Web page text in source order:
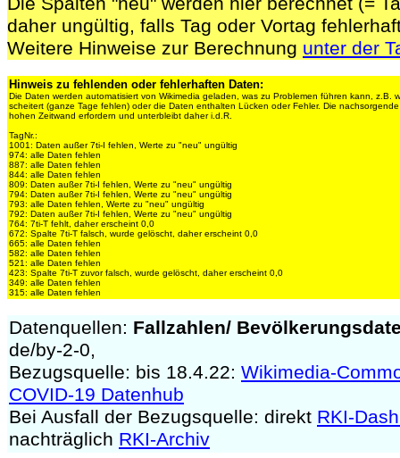
daher ungültig, falls Tag oder Vortag
Weitere Hinweise zur Berechnung unter der
Hinweis zu fehlenden oder fehlerhaften Daten:
Die Daten werden automatisiert von Wikimedia geladen, was zu Problemen führen kann, z.B.
scheitert (ganze Tage fehlen) oder die Daten enthalten Lücken oder Fehler. Die
hohen Zeitwand erfordern und unterbleibt daher i.d.R.
TagNr.:
1001: Daten außer 7ti-I fehlen, Werte zu "neu" ungültig
974: alle Daten fehlen
887: alle Daten fehlen
844: alle Daten fehlen
809: Daten außer 7ti-I fehlen, Werte zu "neu" ungültig
794: Daten außer 7ti-I fehlen, Werte zu "neu" ungültig
793: alle Daten fehlen, Werte zu "neu" ungültig
792: Daten außer 7ti-I fehlen, Werte zu "neu" ungültig
764: 7ti-T fehlt, daher erscheint 0,0
672: Spalte 7ti-T falsch, wurde gelöscht, daher erscheint 0,0
665: alle Daten fehlen
582: alle Daten fehlen
521: alle Daten fehlen
423: Spalte 7ti-T zuvor falsch, wurde gelöscht, daher erscheint 0,0
349: alle Daten fehlen
315: alle Daten fehlen
Datenquellen: Fallzahlen/
de/by-2-0,
Bezugsquelle: bis 18.4.22: Wikimedia-
COVID-19 Datenhub
Bei Ausfall der Bezugsquelle: direkt RKI-
nachträglich RKI-Archiv